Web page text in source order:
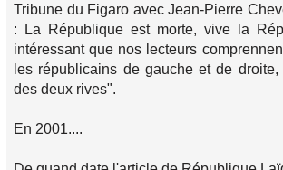
Tribune du Figaro avec Jean-Pierre
: La République est morte, vive la
intéressant que nos lecteurs
les républicains de gauche et de
des deux rives".
En 2001....